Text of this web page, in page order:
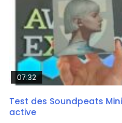
07:32
Test des Soundpeats
active